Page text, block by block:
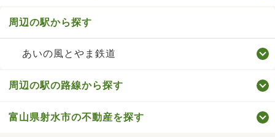
周辺の駅から探す
あいの風とやま鉄道
周辺の駅の路線から探す
富山県射水市の不動産を探す